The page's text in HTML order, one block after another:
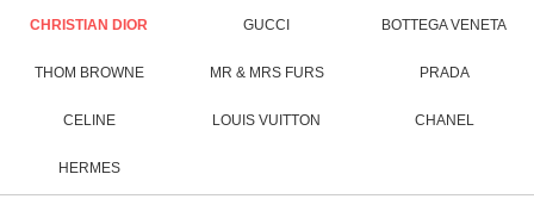
CHRISTIAN DIOR GUCCI BOTTEGA VENETA
THOM BROWNE MR & MRS FURS PRADA
CELINE LOUIS VUITTON CHANEL
HERMES